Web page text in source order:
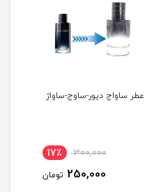
عطر ساواج دیور-ساوج-ساواژ
300,000 17٪
250,000 تومان